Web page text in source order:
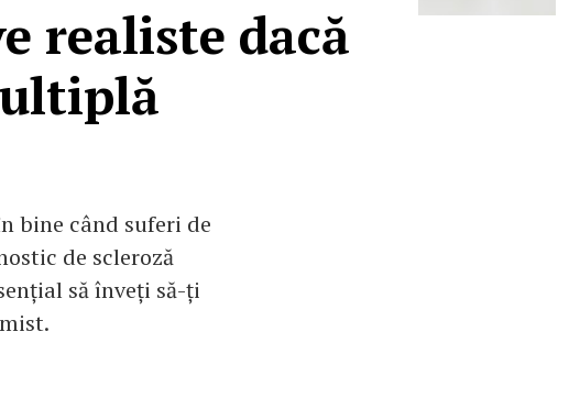
realiste dacă
bine când suferi de
de scleroză
să înveți să-ți